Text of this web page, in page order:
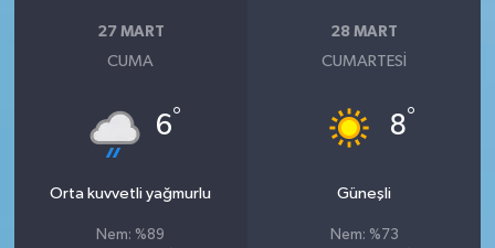
27 MART
CUMA
6°
Orta kuvvetli yağmurlu
Nem: %89
28 MART
CUMARTESI
8°
Güneşli
Nem: %73